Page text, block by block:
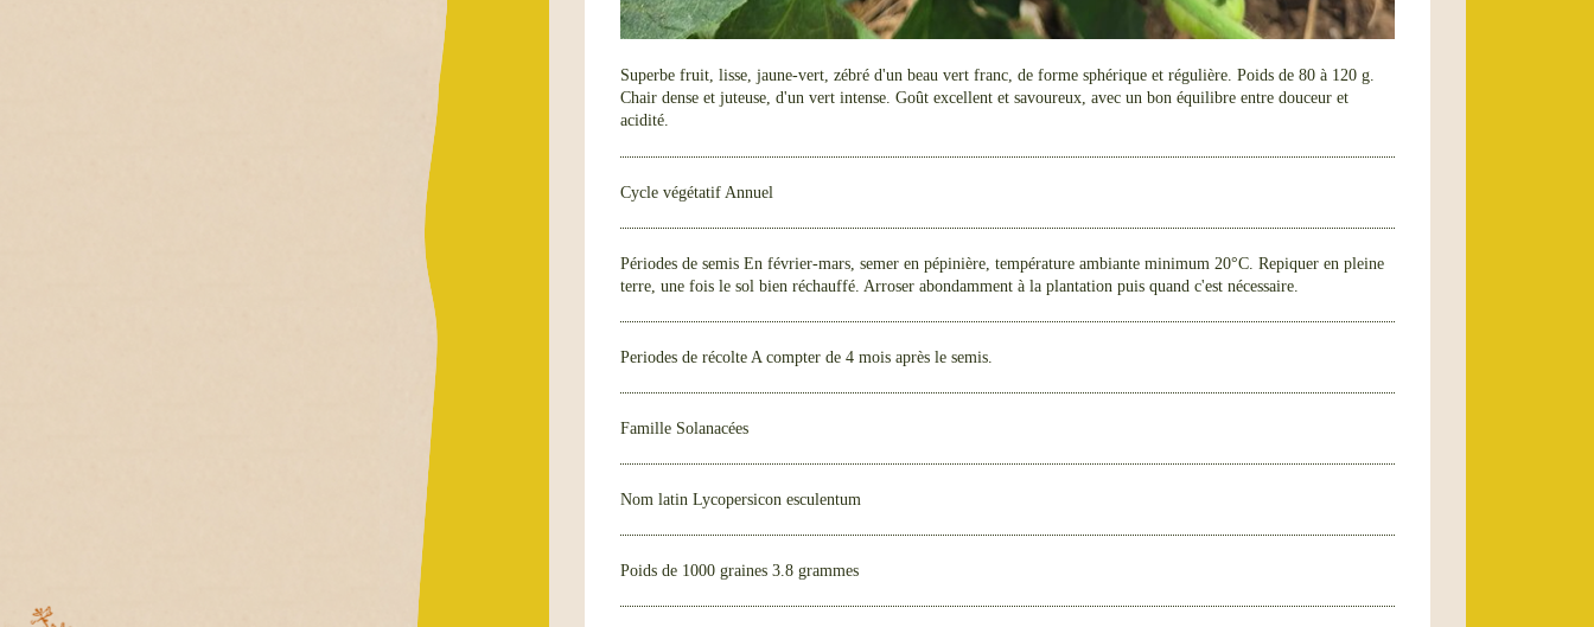
Superbe fruit, lisse, jaune-vert, zébré d'un beau vert franc, de forme sphérique et régulière. Poids de 80 à 120 g.
Chair dense et juteuse, d'un vert intense. Goût excellent et savoureux, avec un bon équilibre entre douceur et
acidité.
Cycle végétatif Annuel
Périodes de semis En février-mars, semer en pépinière, température ambiante minimum 20°C. Repiquer en pleine
terre, une fois le sol bien réchauffé. Arroser abondamment à la plantation puis quand c'est nécessaire.
Periodes de récolte A compter de 4 mois après le semis.
Famille Solanacées
Nom latin Lycopersicon esculentum
Poids de 1000 graines 3.8 grammes